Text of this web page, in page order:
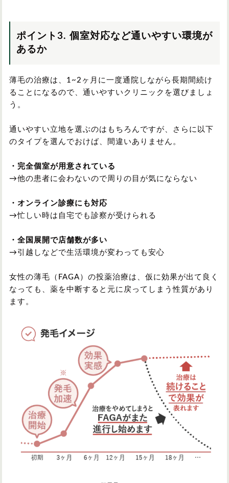
ポイント3. 個室対応など通いやすい環境が
あるか
薄毛の治療は、1~2ヶ月に一度通院しながら長期間続け
ることになるので、通いやすいクリニックを選びましょ
う。
通いやすい立地を選ぶのはもちろんですが、さらに以下
のタイプを選んでおけば、間違いありません。
・完全個室が用意されている
→他の患者に会わないので周りの目が気にならない
・オンライン診療にも対応
→忙しい時は自宅でも診察が受けられる
・全国展開で店舗数が多い
→引越しなどで生活環境が変わっても安心
女性の薄毛（FAGA）の投薬治療は、仮に効果が出て良く
なっても、薬を中断すると元に戻ってしまう性質があり
ます。